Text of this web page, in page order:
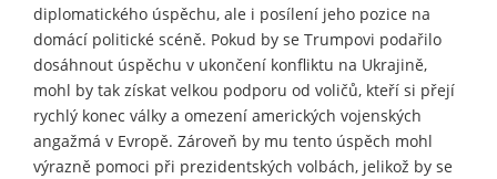
diplomatického úspěchu, ale i posílení jeho pozice na
domácí politické scéně. Pokud by se Trumpovi podařilo
dosáhnout úspěchu v ukončení konfliktu na Ukrajině,
mohl by tak získat velkou podporu od voličů, kteří si přejí
rychlý konec války a omezení amerických vojenských
angažmá v Evropě. Zároveň by mu tento úspěch mohl
výrazně pomoci při prezidentských volbách, jelikož by se